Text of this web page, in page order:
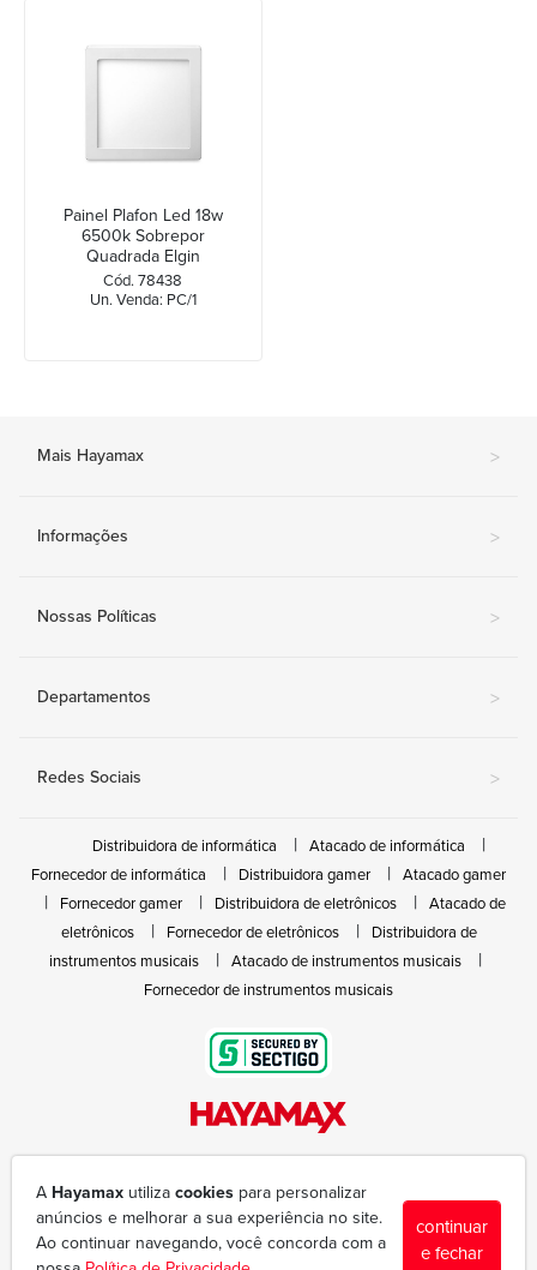
Painel Plafon Led 18w
6500k Sobrepor
Quadrada Elgin
Cód. 78438
Un. Venda: PC/1
Mais Hayamax >
Informações >
Nossas Políticas >
Departamentos >
Redes Sociais >
Distribuidora de informática
Atacado de informática
Fornecedor de informática
Distribuidora gamer
Atacado gamer
Fornecedor gamer
Distribuidora de eletrônicos
Atacado de
eletrônicos
Fornecedor de eletrônicos
Distribuidora de
instrumentos musicais
Atacado de instrumentos musicais
Fornecedor de instrumentos musicais
(43) 3377-6600
hayamax@hayamax.com.br
Segunda à sexta das 8:00 às 18:00
A Hayamax utiliza cookies para personalizar
anúncios e melhorar a sua experiência no site.
Ao continuar navegando, você concorda com a
continuar
e fechar